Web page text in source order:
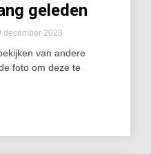
geleden
2023
van andere
foto om deze te